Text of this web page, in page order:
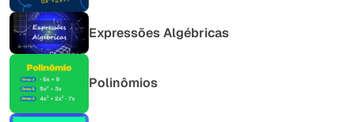
Expressões Algébricas
Polinômios